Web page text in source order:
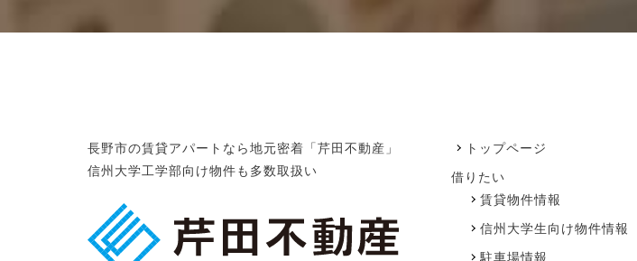
長野市の賃貸アパートなら地元密着「芹田不動産」
信州大学工学部向け物件も多数取扱い
トップページ
借りたい
賃貸物件情報
信州大学生向け物件情報
駐車場情報